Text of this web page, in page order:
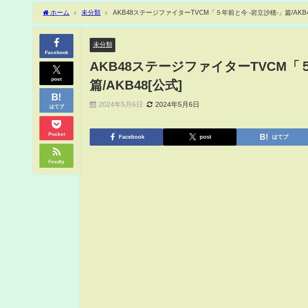
ホーム 未分類 AKB48ステージファイターTVCM「５年前と今 -岩立沙穂-」篇/
Facebook
post
はてブ
Pocket
Feedly
未分類
AKB48ステージファイターTVCM「
篇/AKB48[公式]
2024年5月6日 2024年5月6日
Facebook post はてブ